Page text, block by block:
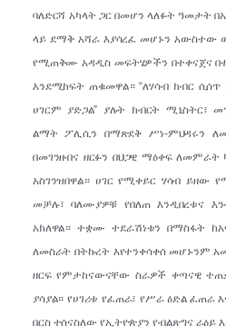
ባለድርሻ አካላት ጋር በመሆን ላለፉት ዓመታት
ላይ ደማቅ አሻራ እያሳረፈ መሆኑን አውስተው
የሚጠቅሙ አዳዲስ መፍትሄዎችን በተቀናጀና
እንደሚከፍት ጠቁመዋል። “ለሃሳብ ክብር
ሀገርም ያድጋል” ያሉት ክብርት ሚኒስትር፣
ልማት ፖሊሲን በማጽደቅ ሥነ-ምህዳሩን
በመገንዘብና ዘርፉን በህጋዊ ማዕቀፍ ለመምራት
አስገንዝበዋል። ሀገር የሚቀይር ሃሳብ ይዘው
መቻሉ፣ ባለሙያዎቹ የበለጠ እንዲበረቱና
አክለዋል። ተቋሙ ተደራሽነቱን በማስፋት
ለመስራት በትኩረት እየተንቀሳቀሰ መሆኑንም
ዘርፍ የምታከናውናቸው ስራዎች ቀጣናዊ
ያሳያል። የሀገሪቱ የፈጠራ፣ የሥራ ዕድል ፈጠራ
በርስ ተሰናስለው የኢትዮጵያን የብልጽግና